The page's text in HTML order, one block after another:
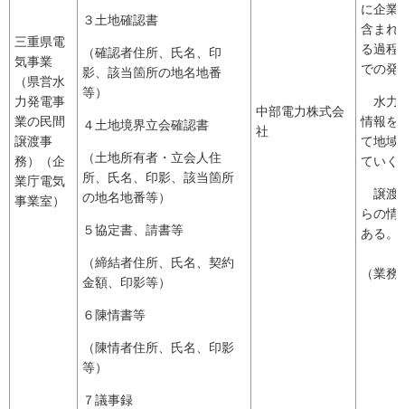
三重県電
気事業
（県営水
力発電事
業の民間
譲渡事
務）（企
業庁電気
事業室）
３土地確認書
（確認者住所、氏名、印
影、該当箇所の地名地番
等）
４土地境界立会確認書
（土地所有者・立会人住
所、氏名、印影、該当箇所
の地名地番等）
５協定書、請書等
（締結者住所、氏名、契約
金額、印影等）
６陳情書等
（陳情者住所、氏名、印影
等）
７議事録
中部電力株式会
社
に企業
含まれ
る過程
での発
水力
情報を
て地域
ていく
譲渡
らの情
ある。
（業